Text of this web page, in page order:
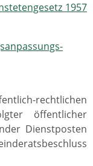
1957
rechtlichen
öffentlicher
Dienstposten